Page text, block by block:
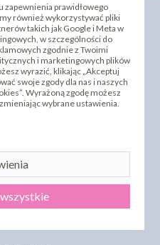
OFERTA
Dla Biznesu
Szkolenia i kursy
Bestseller
Polecamy
Sklepy partnerskie
PROMOCJA - krótki termin
zapewnienia prawidłowego
również wykorzystywać pliki
takich jak Google i Meta w
w szczególności do
zgodnie z Twoimi
i marketingowych plików
wyrazić, klikając „Akceptuj
swoje zgody dla nas i naszych
Wyrażoną zgodę możesz
wybrane ustawienia.